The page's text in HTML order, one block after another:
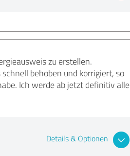
zu erstellen.
behoben und korrigiert, so
Ich werde ab jetzt definitiv alle
Details & Optionen